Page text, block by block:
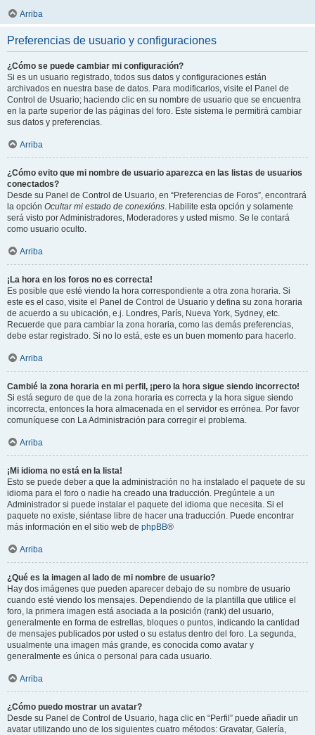
Arriba
Preferencias de usuario y configuraciones
¿Cómo se puede cambiar mi configuración?
Si es un usuario registrado, todos sus datos y configuraciones están
archivados en nuestra base de datos. Para modificarlos, visite el Panel de
Control de Usuario; haciendo clic en su nombre de usuario que se encuentra
en la parte superior de las páginas del foro. Este sistema le permitirá cambiar
sus datos y preferencias.
Arriba
¿Cómo evito que mi nombre de usuario aparezca en las listas de usuarios
conectados?
Desde su Panel de Control de Usuario, en “Preferencias de Foros”, encontrará
la opción Ocultar mi estado de conexións. Habilite esta opción y solamente
será visto por Administradores, Moderadores y usted mismo. Se le contará
como usuario oculto.
Arriba
¡La hora en los foros no es correcta!
Es posible que esté viendo la hora correspondiente a otra zona horaria. Si
este es el caso, visite el Panel de Control de Usuario y defina su zona horaria
de acuerdo a su ubicación, e.j. Londres, París, Nueva York, Sydney, etc.
Recuerde que para cambiar la zona horaria, como las demás preferencias,
debe estar registrado. Si no lo está, este es un buen momento para hacerlo.
Arriba
Cambié la zona horaria en mi perfil, ¡pero la hora sigue siendo incorrecto!
Si está seguro de que de la zona horaria es correcta y la hora sigue siendo
incorrecta, entonces la hora almacenada en el servidor es errónea. Por favor
comuníquese con La Administración para corregir el problema.
Arriba
¡Mi idioma no está en la lista!
Esto se puede deber a que la administración no ha instalado el paquete de su
idioma para el foro o nadie ha creado una traducción. Pregúntele a un
Administrador si puede instalar el paquete del idioma que necesita. Si el
paquete no existe, siéntase libre de hacer una traducción. Puede encontrar
más información en el sitio web de phpBB®
Arriba
¿Qué es la imagen al lado de mi nombre de usuario?
Hay dos imágenes que pueden aparecer debajo de su nombre de usuario
cuando esté viendo los mensajes. Dependiendo de la plantilla que utilice el
foro, la primera imagen está asociada a la posición (rank) del usuario,
generalmente en forma de estrellas, bloques o puntos, indicando la cantidad
de mensajes publicados por usted o su estatus dentro del foro. La segunda,
usualmente una imagen más grande, es conocida como avatar y
generalmente es única o personal para cada usuario.
Arriba
¿Cómo puedo mostrar un avatar?
Desde su Panel de Control de Usuario, haga clic en “Perfil” puede añadir un
avatar utilizando uno de los siguientes cuatro métodos: Gravatar, Galería,